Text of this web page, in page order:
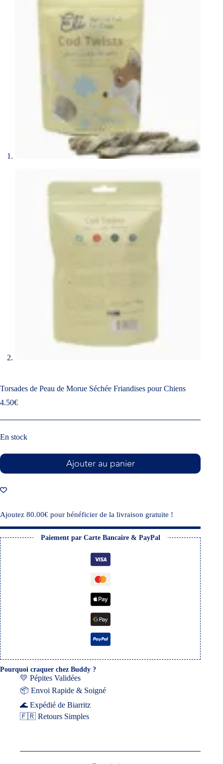
Torsades de Peau de Morue Séchée Friandises pour Chiens
4.50€
En stock
Ajouter au panier
Ajoutez 80.00€ pour bénéficier de la livraison gratuite !
Paiement par Carte Bancaire & PayPal
Pourquoi craquer chez Buddy ?
💛 Pépites Validées
📦 Envoi Rapide & Soigné
🌊 Expédié de Biarritz
🇫🇷 Retours Simples